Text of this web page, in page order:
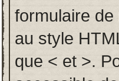
formulaire
au style
que < et >.